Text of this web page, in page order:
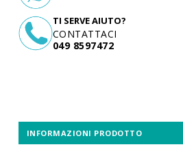
TI SERVE AIUTO?
CONTATTACI
049 8597472
INFORMAZIONI PRODOTTO